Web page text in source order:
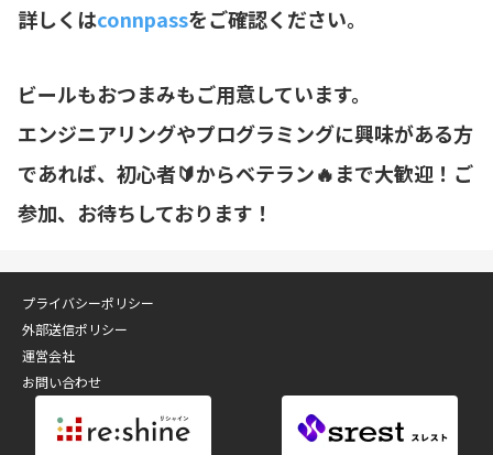
詳しくはconnpassをご確認ください。
ビールもおつまみもご用意しています。
エンジニアリングやプログラミングに興味がある方
であれば、初心者🔰からベテラン🔥まで大歓迎！ご
参加、お待ちしております！
プライバシーポリシー
外部送信ポリシー
運営会社
お問い合わせ